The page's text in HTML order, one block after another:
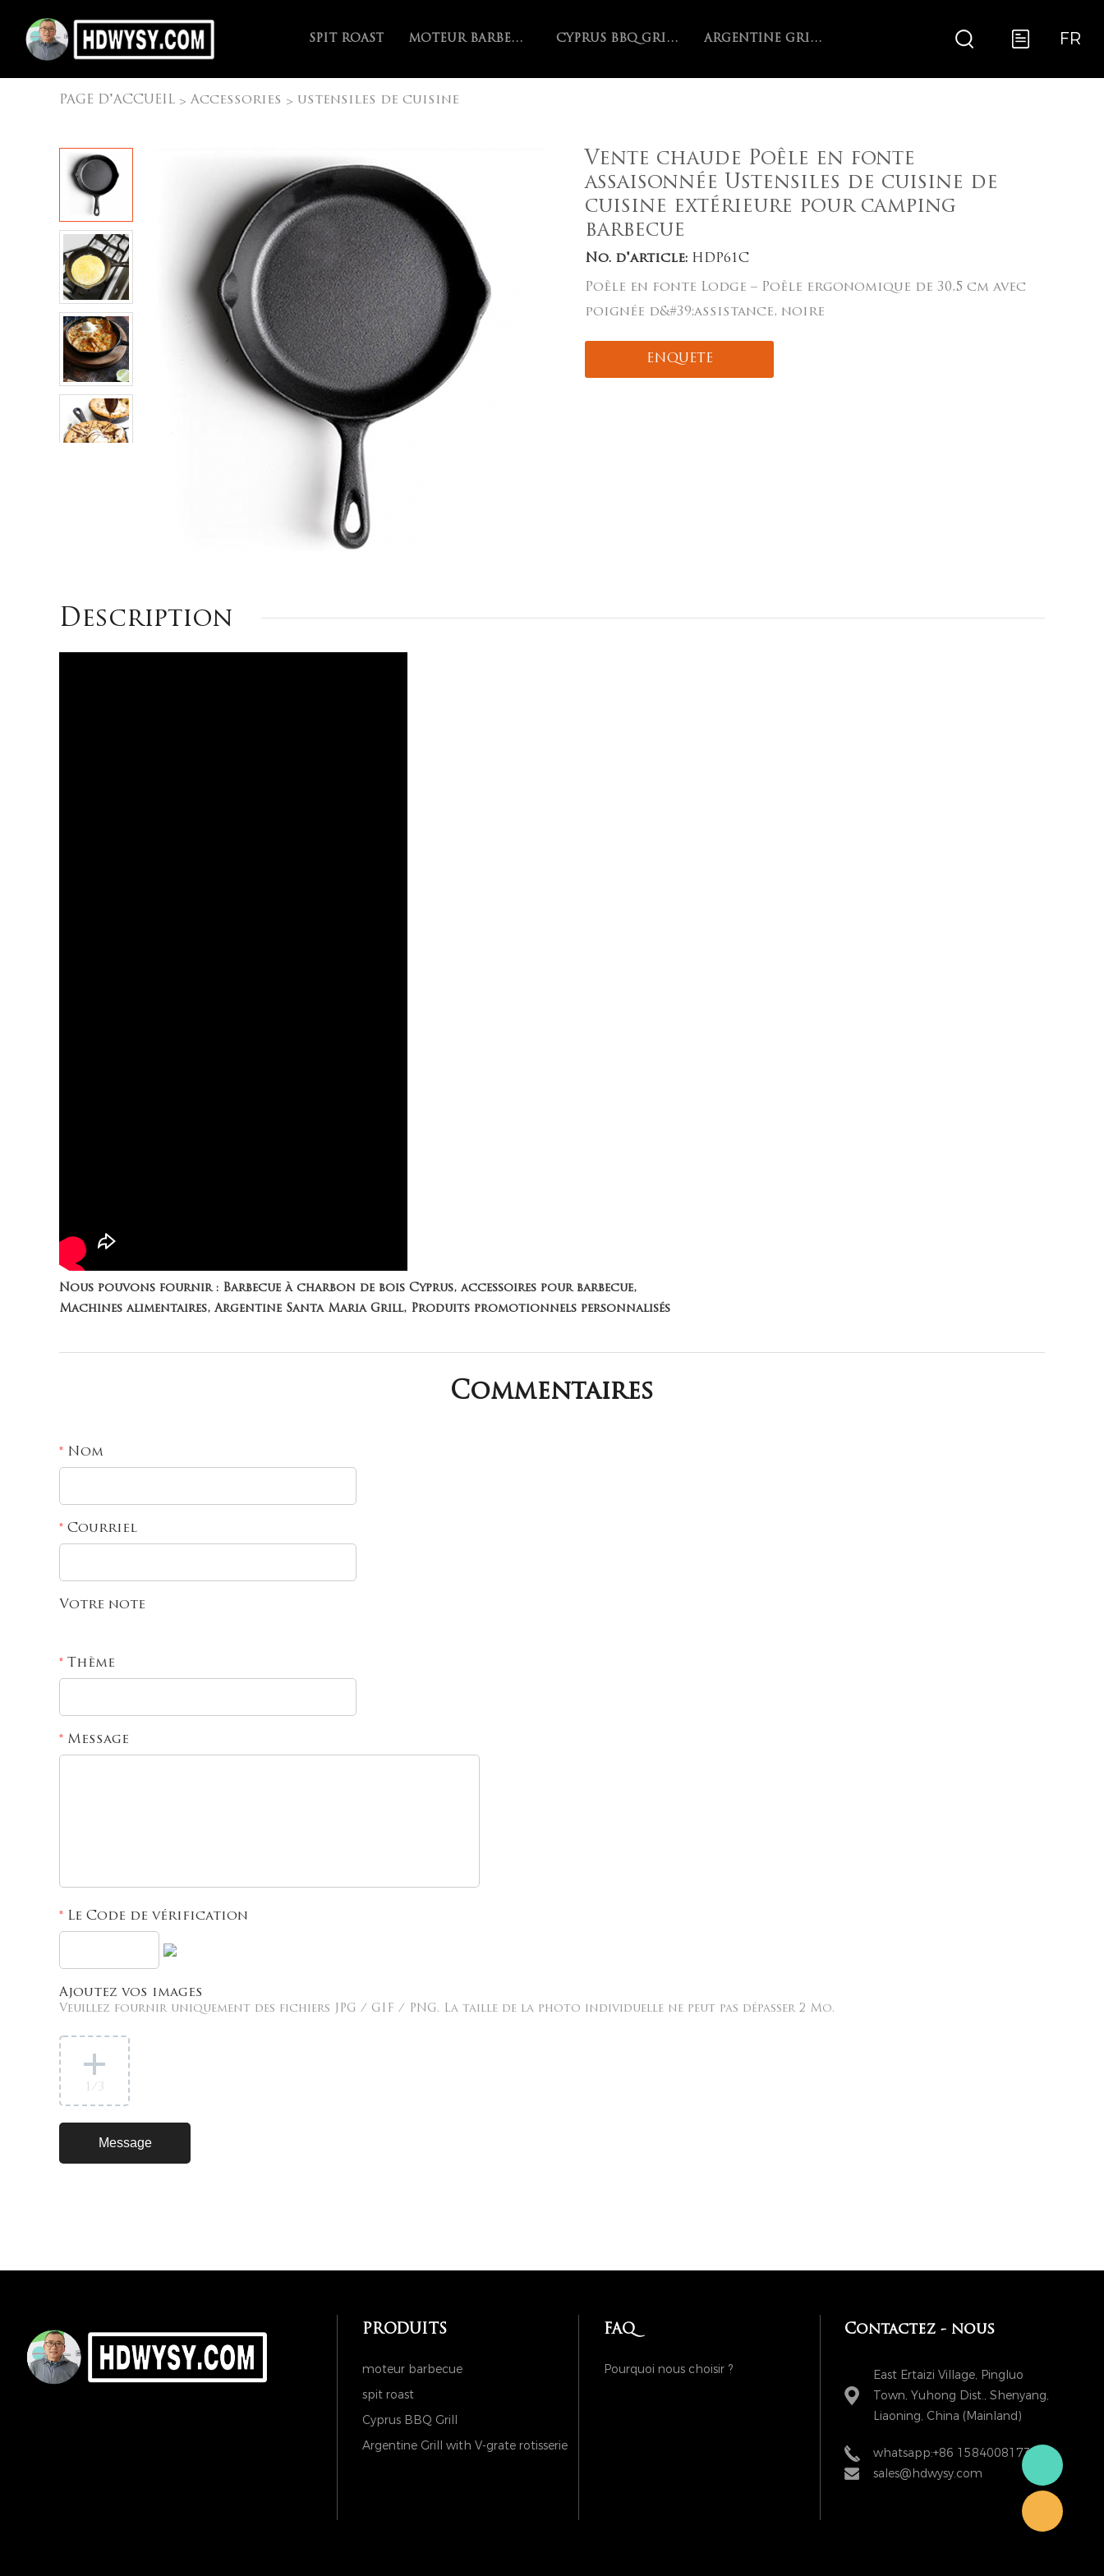
SPIT ROAST MOTEUR BARBECUE CYPRUS BBQ GRILL ARGENTINE GRILL WITH V-GRATE ROTISSERIE FR
PAGE D'ACCUEIL > Accessories > ustensiles de cuisine
Vente chaude Poêle en fonte
assaisonnée Ustensiles de cuisine de
cuisine extérieure pour camping
barbecue
No. d'article: HDP61C
Poêle en fonte Lodge – Poêle ergonomique de 30,5 cm avec
poignée d&#39;assistance, noire
ENQUETE
Description
Nous pouvons fournir : Barbecue à charbon de bois Cyprus, accessoires pour barbecue,
Machines alimentaires, Argentine Santa Maria Grill, Produits promotionnels personnalisés
Commentaires
* Nom
* Courriel
Votre note
* Thème
* Message
* Le Code de vérification
Ajoutez vos images
Veuillez fournir uniquement des fichiers JPG / GIF / PNG. La taille de la photo individuelle ne peut pas dépasser 2 Mo.
1 /3
PRODUITS
moteur barbecue
spit roast
Cyprus BBQ Grill
Argentine Grill with V-grate rotisserie
FAQ
Pourquoi nous choisir ?
Contactez - nous
East Ertaizi Village, Pingluo
Town, Yuhong Dist., Shenyang,
Liaoning, China (Mainland)
whatsapp:+86 15840081738
sales@hdwysy.com